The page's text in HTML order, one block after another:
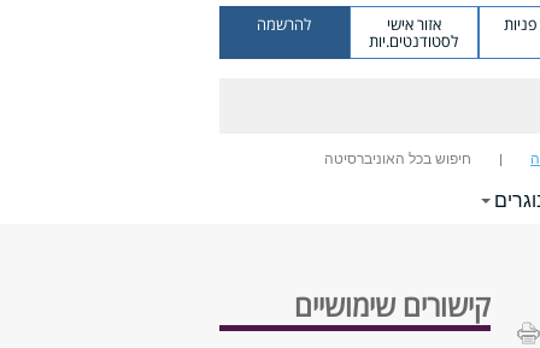
אזור אישי
לסטודנטים.יות
להרשמה
חיפוש בכל האוניברסיטה
קישורים שימושיים